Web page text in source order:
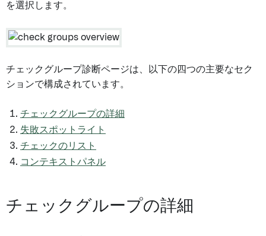
を選択します。
チェックグループ診断ページは、以下の四つの主要なセク
ションで構成されています。
チェックグループの詳細
失敗スポットライト
チェックのリスト
コンテキストパネル
チェックグループの詳細